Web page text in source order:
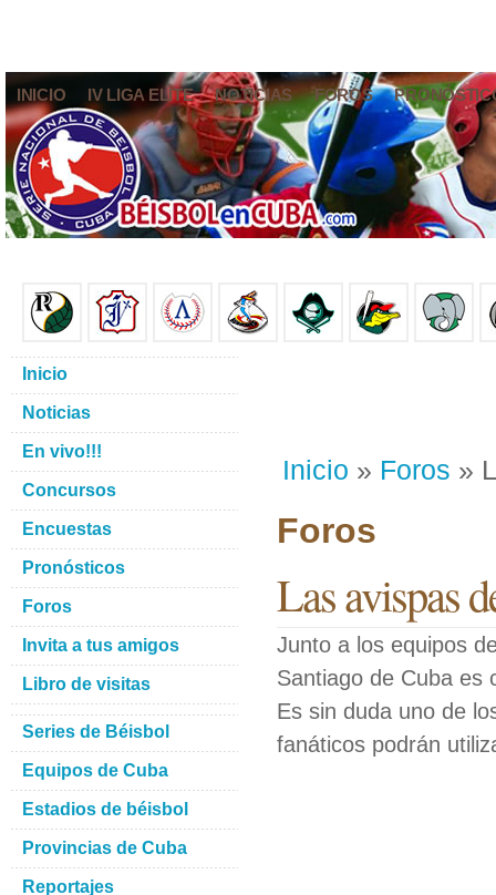
INICIO IV LIGA ELITE NOTICIAS FOROS
Inicio » Foros »
Foros
Las avispas
Junto a los equipos
Santiago de Cuba es
Es sin duda uno de
fanáticos podrán
Inicio
Noticias
En vivo!!!
Concursos
Encuestas
Pronósticos
Foros
Invita a tus amigos
Libro de visitas
Series de Béisbol
Equipos de Cuba
Estadios de béisbol
Provincias de Cuba
Reportajes